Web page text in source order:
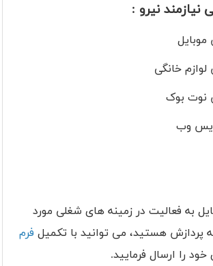
نیرو :
به فعالیت در زمینه های شغلی مورد
پردازش هستید، می توانید با تکمیل فرم
خود را ارسال فرمایید.